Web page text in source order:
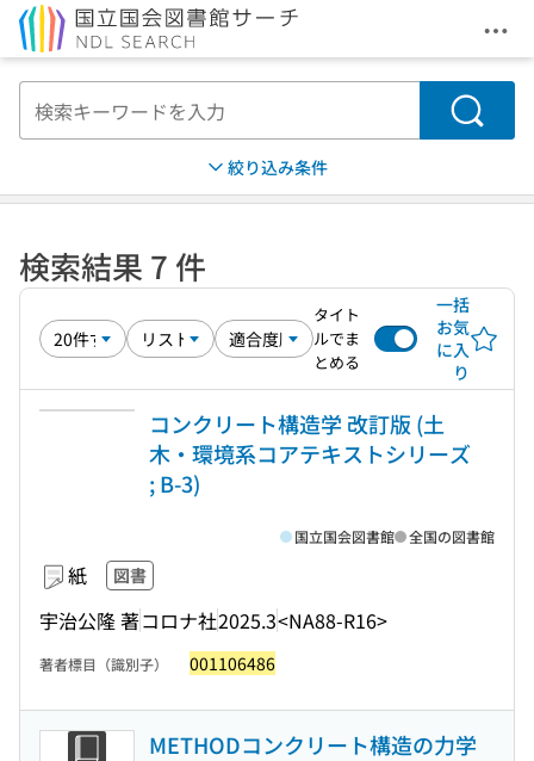
メ
検索
絞り込み条件
検索結果 7 件
タイト
ルでま
とめる
一括
お気
に入
り
コンクリート構造学 改訂版 (土
木・環境系コアテキストシリーズ
; B-3)
紙 図書
宇治公隆 著コロナ社2025.3<NA88-R16>
国立国会図書館 全国の図書館
著者標目（識別子） 001106486
METHODコンクリート構造の力学